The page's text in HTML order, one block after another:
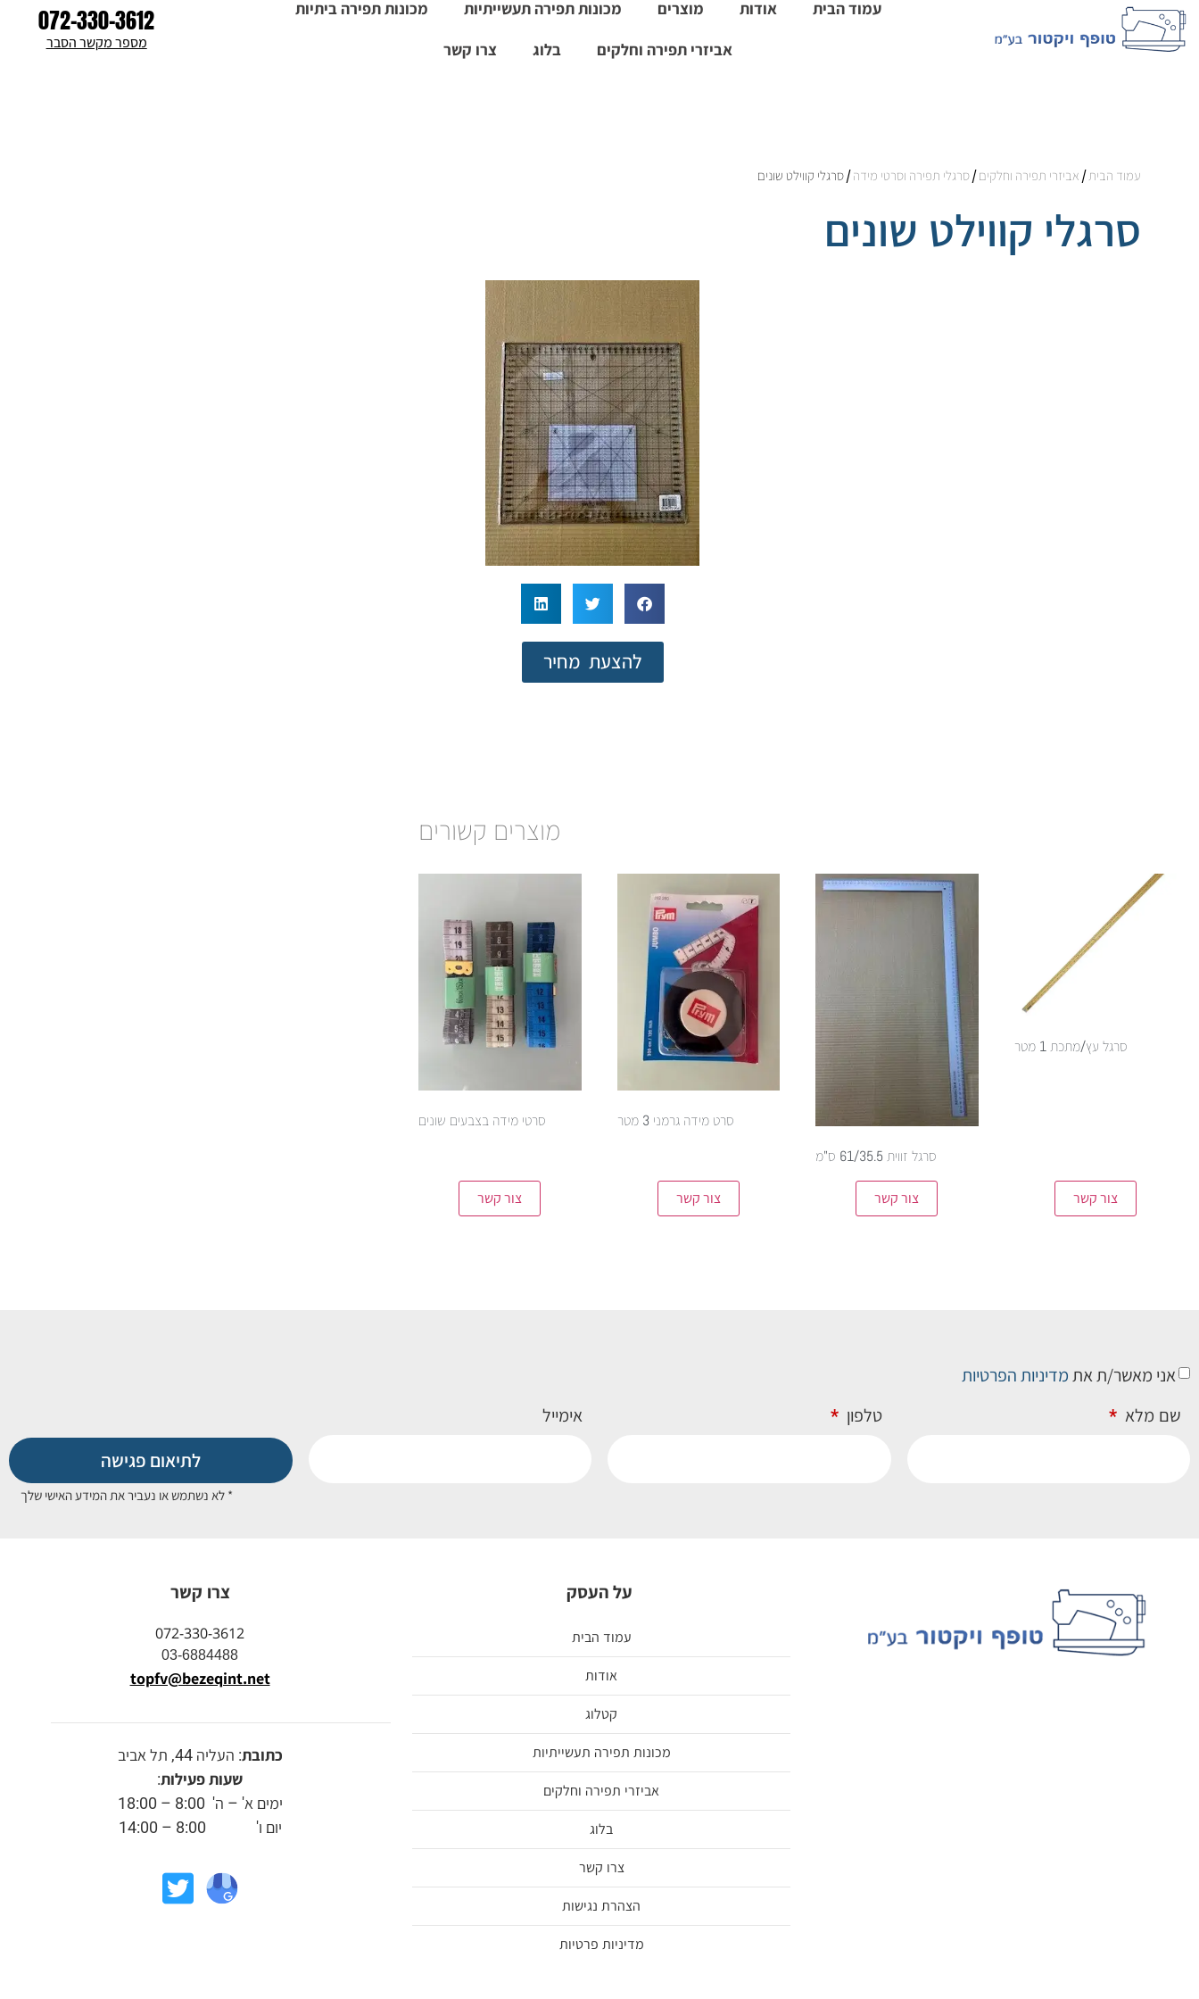
עמוד הבית אודות מוצרים מכונות תפירה תעשייתיות
מכונות תפירה ביתיות
אביזרי תפירה וחלקים
בלוג צרו קשר
072-330-3612
מספר מקשר הסבר
עמוד הבית/ אביזרי תפירה וחלקים/סרגלי תפירה וסרטי מידה/ סרגלי קווילט שונים
סרגלי קווילט שונים
להצעת מחיר
מוצרים קשורים
סרגל עץ/מתכת 1 מטר
צור קשר
סרגל זווית 61/35.5 ס"מ
צור קשר
סרט מידה גרמני 3 מטר
צור קשר
סרטי מידה בצבעים שונים
צור קשר
אני מאשר/ת אתמדיניות הפרטיות
שם מלא טלפון אימייל
לתיאום פגישה
* לא נשתמש או נעביר את המידע האישי שלך
על העסק
עמוד הבית
אודות
קטלוג
מכונות תפירה תעשייתיות
אביזרי תפירה וחלקים
בלוג
צרו קשר
הצהרת נגישות
מדיניות פרטיות
צרו קשר
072-330-3612
03-6884488
topfv@bezeqint.net
כתובת: העליה 44, תל אביב
שעות פעילות:
ימים א' – ה' 8:00 – 18:00
יום ו' 8:00 – 14:00